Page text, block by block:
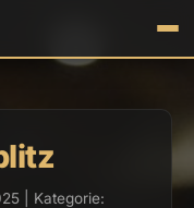
| Kategorie: